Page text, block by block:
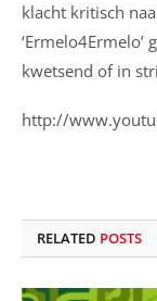
klacht kritisch
kwetsend of in
http://
RELATED POSTS